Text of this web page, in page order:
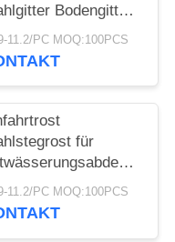
Bodengitter
Pflanzen
11.2/PC MOQ:100PCS
für
11.2/PC MOQ:100PCS